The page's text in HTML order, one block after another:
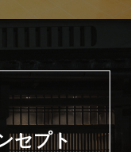
セプト